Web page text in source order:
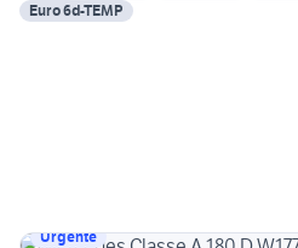
Euro 6d-TEMP
Urgente